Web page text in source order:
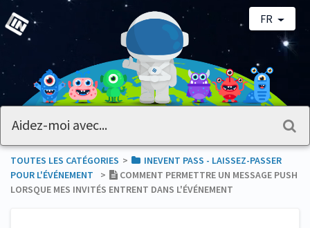
FR
TOUTES LES CATÉGORIES ​>​
​INEVENT PASS - LAISSEZ-PASSER
POUR L'ÉVÉNEMENT
​>​
COMMENT PERMETTRE UN MESSAGE PUSH
LORSQUE MES INVITÉS ENTRENT DANS L'ÉVÉNEMENT